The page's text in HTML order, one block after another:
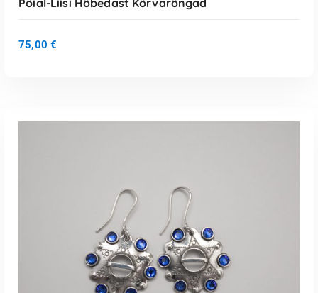
LISA KORVI
75,00 €